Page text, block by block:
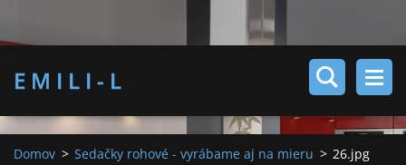
E M I L I - L
Domov > Sedačky rohové - vyrábame aj na mieru > 26.jpg